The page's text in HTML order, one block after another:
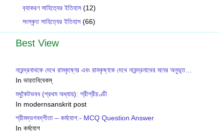
ব‍্যাকরণ সাহিত‍্যের ইতিহাস (12)
সংস্কৃত সাহিত্যের ইতিহাস (66)
Best View
নরেন্দ্রনাথকে দেখে রামকৃষ্ণের এবং রামকৃষ্ণকে দেখে নরেন্দ্রনাথের মনের অনুভূত…
In ভারতবিবেকম্
মধুকৈটভবধ (প্রথম অধ্যায়): শ্রীশ্রীচণ্ডী
In modernsanskrit post
শ্রীমদ্‌ভগবদ্‌গীতা – কর্মযোগ:- MCQ Question Answer
In কর্মযোগ